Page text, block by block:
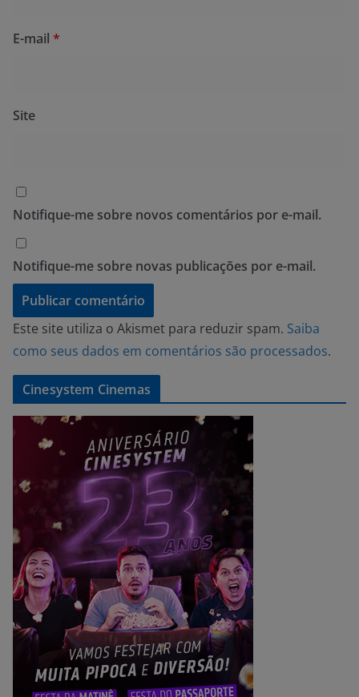
E-mail *
Site
Notifique-me sobre novos comentários por e-mail.
Notifique-me sobre novas publicações por e-mail.
Este site utiliza o Akismet para reduzir spam. Saiba
como seus dados em comentários são processados.
Cinesystem Cinemas